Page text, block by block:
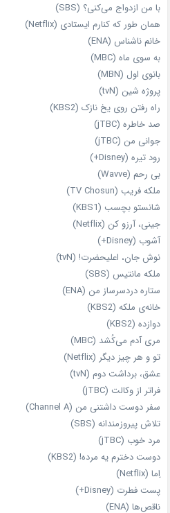
با من ازدواج می‌کنی؟ (SBS)
همان‌ طور که کنارم ایستادی (Netflix)
خانم ناشناس (ENA)
به سوی ماه (MBC)
بانوی اول (MBN)
پروژه شین (tvN)
راه رفتن روی یخ نازک (KBS2)
صد خاطره (jTBC)
جوانی من (jTBC)
رود تیره (Disney+)
بی‌ رحم (Wavve)
ملکه فریب (TV Chosun)
شانستو بچسب (KBS1)
جینی، آرزو کن (Netflix)
آشوب (Disney+)
نوش جان، اعلیحضرت! (tvN)
ملکه‌ مانتیس (SBS)
ستاره دردسرساز من (ENA)
خانه‌ی ملکه (KBS2)
دوازده (KBS2)
مری آدم می‌کُشد (MBC)
تو و هر چیز دیگر (Netflix)
عشق، برداشت دوم (tvN)
فراتر از وکالت (jTBC)
سفر دوست‌ داشتنی من (Channel A)
تلاش پیروزمندانه (SBS)
مرد خوب (jTBC)
دوست دخترم یه مرده! (KBS2)
اِما (Netflix)
پست فطرت (Disney+)
ناقص‌ها (ENA)